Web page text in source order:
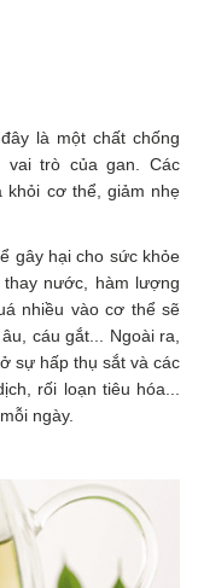
là một chất chống
trò của gan. Các
khỏi cơ thể, giảm nhẹ
gây hại cho sức khỏe
thay nước, hàm lượng
nhiều vào cơ thể sẽ
cáu gắt... Ngoài ra,
sự hấp thụ sắt và các
rối loạn tiêu hóa...
ngày.